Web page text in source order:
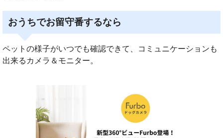
おうちでお留守番するなら
ペットの様子がいつでも確認できて、コミュニケーションも
出来るカメラ＆モニター。